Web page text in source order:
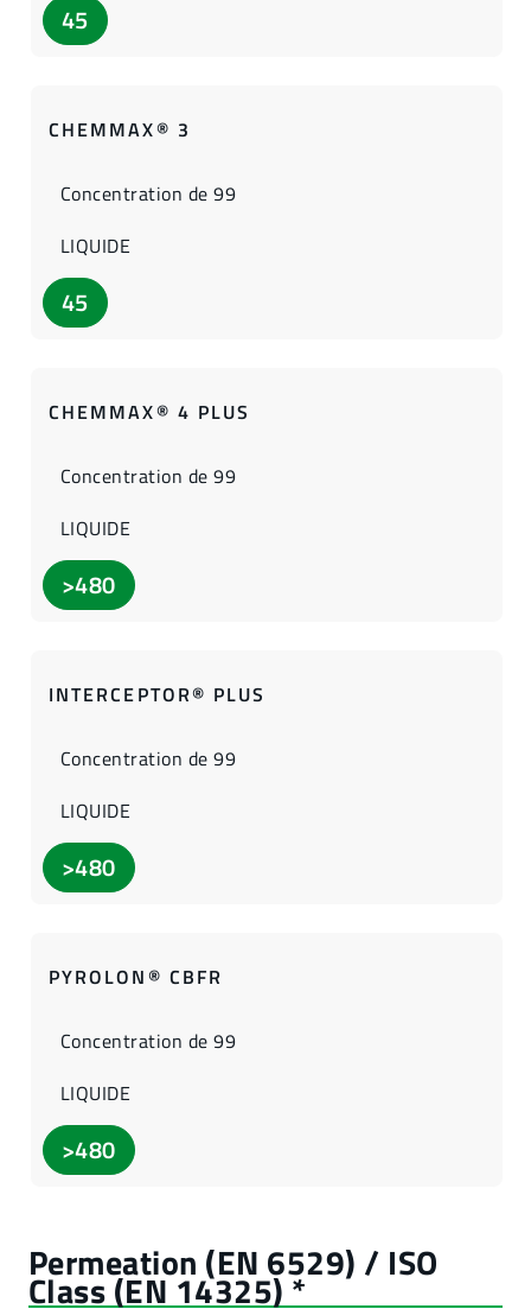
45
CHEMMAX® 3
Concentration de 99
LIQUIDE
45
CHEMMAX® 4 PLUS
Concentration de 99
LIQUIDE
>480
INTERCEPTOR® PLUS
Concentration de 99
LIQUIDE
>480
PYROLON® CBFR
Concentration de 99
LIQUIDE
>480